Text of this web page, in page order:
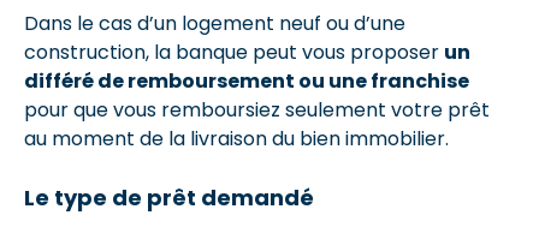
Dans le cas d’un logement neuf ou d’une
construction, la banque peut vous proposer un
différé de remboursement ou une franchise
pour que vous remboursiez seulement votre prêt
au moment de la livraison du bien immobilier.
Le type de prêt demandé